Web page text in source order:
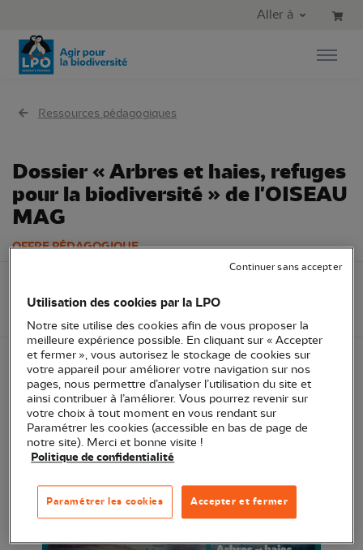
Aller au menu principal
Aller à
Ressources pédagogiques
Dossier « Arbres et haies, refuges
pour la biodiversité » de l'OISEAU
MAG
OFFRE PÉDAGOGIQUE
Arbres et haies
Lisez en intégralité le dossier du numéro 154 de
notre revue phare sortie au printemps 2024,
consacré aux arbres et haies.
Utilisation des cookies par la LPO
Notre site utilise des cookies afin de vous proposer la
meilleure expérience possible. En cliquant sur « Accepter
et fermer », vous autorisez le stockage de cookies sur
votre appareil pour améliorer votre navigation sur nos
pages, nous permettre d’analyser l’utilisation du site et
ainsi contribuer à l’améliorer. Vous pourrez revenir sur
votre choix à tout moment en vous rendant sur
Paramétrer les cookies (accessible en bas de page de
notre site). Merci et bonne visite !
Politique de confidentialité
Accepter et fermer
Paramétrer les cookies
Continuer sans accepter